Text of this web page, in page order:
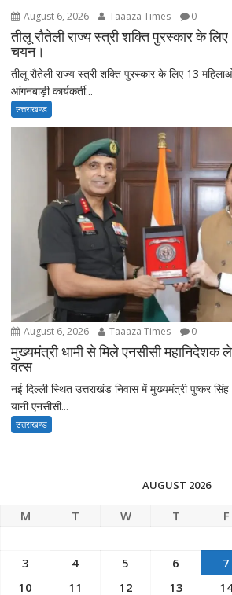
August 6, 2026 Taaaza Times 0
तीलू रौतेली राज्य स्त्री शक्ति पुरस्कार के
चयन।
तीलू रौतेली राज्य स्त्री शक्ति पुरस्कार के लिए 13
आंगनबाड़ी कार्यकर्ती...
उत्तराखण्ड
August 6, 2026 Taaaza Times 0
मुख्यमंत्री धामी से मिले एनसीसी महानिदेशक
वत्स
नई दिल्ली स्थित उत्तराखंड निवास में मुख्यमंत्री पुष्कर
यानी एनसीसी...
उत्तराखण्ड
AUGUST 2026
M T W T F
3
4 5 6 7
10
11 12 13